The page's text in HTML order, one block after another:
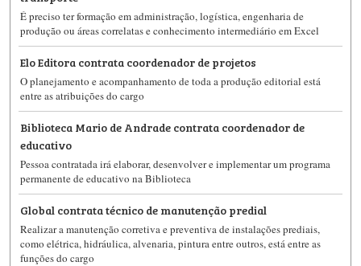
É preciso ter formação em administração, logística, engenharia de
produção ou áreas correlatas e conhecimento intermediário em Excel
Elo Editora contrata coordenador de projetos
O planejamento e acompanhamento de toda a produção editorial está
entre as atribuições do cargo
Biblioteca Mario de Andrade contrata coordenador de
educativo
Pessoa contratada irá elaborar, desenvolver e implementar um programa
permanente de educativo na Biblioteca
Global contrata técnico de manutenção predial
Realizar a manutenção corretiva e preventiva de instalações prediais,
como elétrica, hidráulica, alvenaria, pintura entre outros, está entre as
funções do cargo